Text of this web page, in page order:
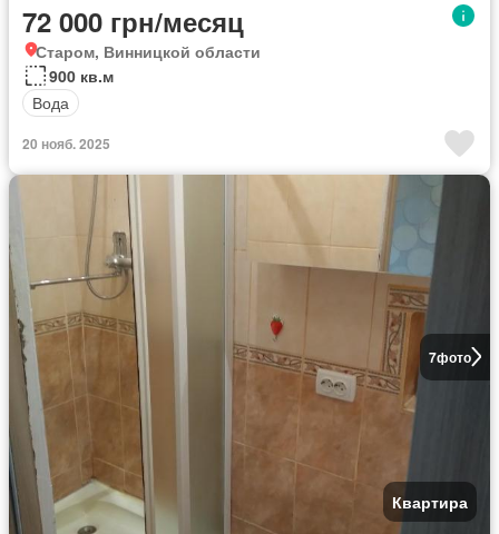
72 000 грн/месяц
Старом, Винницкой области
900 кв.м
Вода
20 нояб. 2025
7фото
Квартира